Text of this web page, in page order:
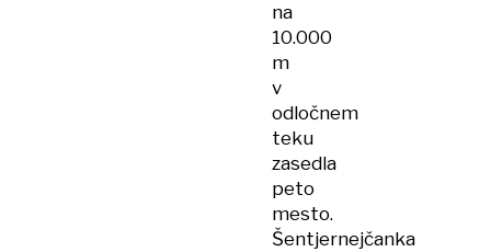
na
10.000
m
v
odločnem
teku
zasedla
peto
mesto.
Šentjernejčanka